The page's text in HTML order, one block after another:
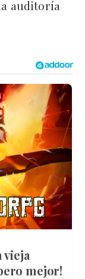
auditoría
vieja
mejor!